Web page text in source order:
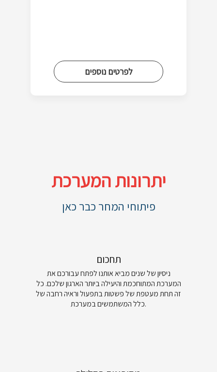
לפרטים נוספים
יתרונות המערכת
פיתוחי המחר כבר כאן
תחכום
ניסיון של שנים מביא אותנו לפתח עבורכם את
המערכת המתוחכמת והיעילה ביותר הארגון שלכם. כל
זה תחת מעטפת של פשטות בתפעול וראיה רחבה של
כלל המשתמשים במערכת.